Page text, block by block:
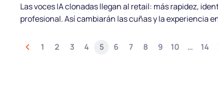
Las voces IA clonadas llegan al retail: más rapidez,
profesional. Así cambiarán las cuñas y la experiencia
1 2 3 4 5 6 7 8 9 10 … 14